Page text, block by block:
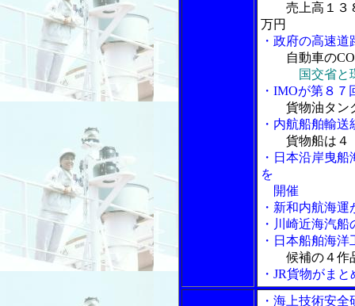
売上高１３
万円
・政府の高速
自動車の
国交省と
・IMOが第８
貨物油タン
・内航船舶輸送
貨物船は４
・日本沿岸曳
を
開催
・新和内航海
・川崎近海汽
・日本船舶海
候補の４作
・JR貨物がま
・海上技術安